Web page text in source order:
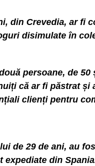
din Crevedia, ar fi
disimulate în
persoane, de 50
că ar fi păstrat și
clienți pentru
de 29 de ani, au
expediate din